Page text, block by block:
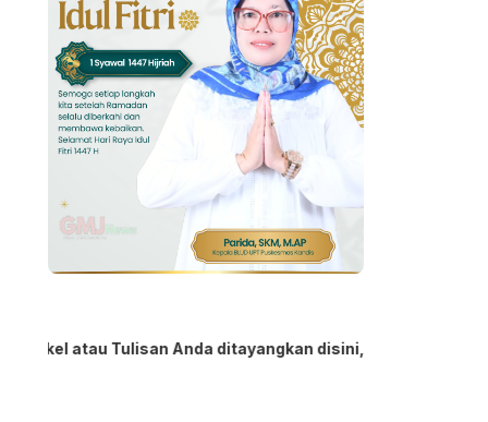
Tulisan Anda ditayangkan disini, serta Anda mau